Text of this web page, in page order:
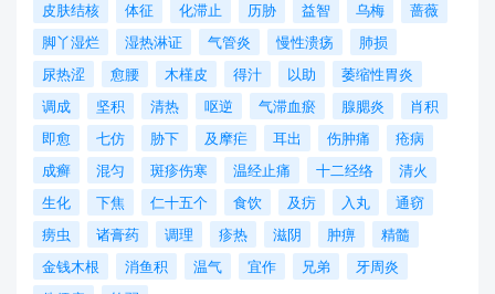
皮肤结核
体征 化滞止 历胁 益智 乌梅
蔷薇
脚丫湿烂
湿热淋证 气管炎 慢性溃疡
肺损
尿热涩
愈腰 木槿皮 得汁 以助
萎缩性胃炎
调成
坚积 清热 呕逆 气滞血瘀 腺腮炎
肖积
即愈
七仿 胁下 及摩疟 耳出 伤肿痛
疮病
成癣
混匀 斑疹伤寒 温经止痛 十二经络
清火
生化
下焦 仁十五个 食饮 及疠 入丸
通窃
痨虫
诸膏药 调理 疹热 滋阴 肿痹
精髓
金钱木根
消鱼积 温气 宜作 兄弟
牙周炎